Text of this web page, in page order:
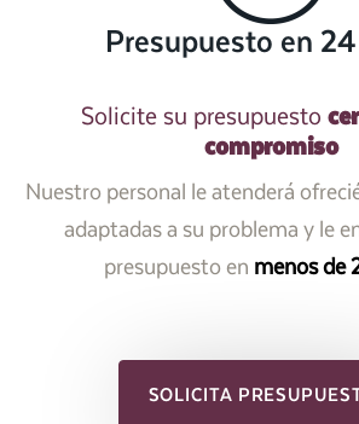
Presupuesto en
Solicite su presupuesto
compromiso
Nuestro personal le atenderá
adaptadas a su problema y le
presupuesto en menos de
SOLICITA